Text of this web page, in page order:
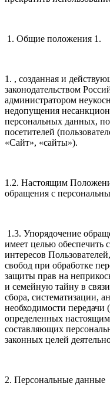
1. Общие положения 1.
1. , созданная и
законодательством
администратором
недопущения
персональных данных,
посетителей
«Сайт», «сайты»).
1.2. Настоящим
обращения с
1.3. Упорядочение
имеет целью обеспечить
интересов
свобод при обработке
защиты прав на
и семейную тайну в
сбора, систематизации,
необходимости передачи
определенных
составляющих
законных целей
2. Персональные данные